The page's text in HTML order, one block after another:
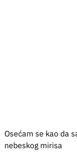
Osećam se kao da
nebeskog mirisa